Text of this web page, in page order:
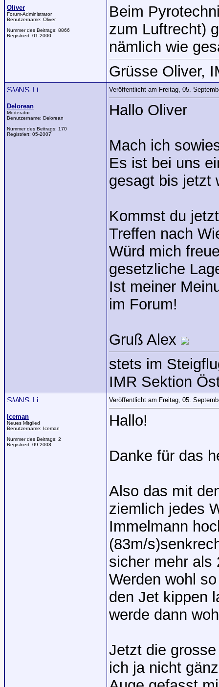
Oliver
Forum-Administrator
Benutzername: Oliver
Nummer des Beitrags: 8866
Registriert: 01-2000
Beim
zum Luftrecht)
nämlich wie
Grüsse Oliver,
Delorean
Moderator
Benutzername: Delorean
Nummer des Beitrags: 170
Registriert: 05-2007
Veröffentlicht am Freitag, 05.
Hallo Oliver
Mach ich
Es ist bei uns
gesagt bis jetzt
Kommst du
Treffen nach
Würd mich
gesetzliche
Ist meiner
im Forum!
Gruß Alex
stets im
IMR Sektion
Iceman
Neues Mitglied
Benutzername: Iceman
Nummer des Beitrags: 2
Registriert: 09-2008
Veröffentlicht am Freitag, 05.
Hallo!
Danke für das
Also das mit
ziemlich jedes
Immelmann
(83m/
sicher mehr als
Werden wohl
den Jet kippen
werde dann
Jetzt die
ich ja nicht